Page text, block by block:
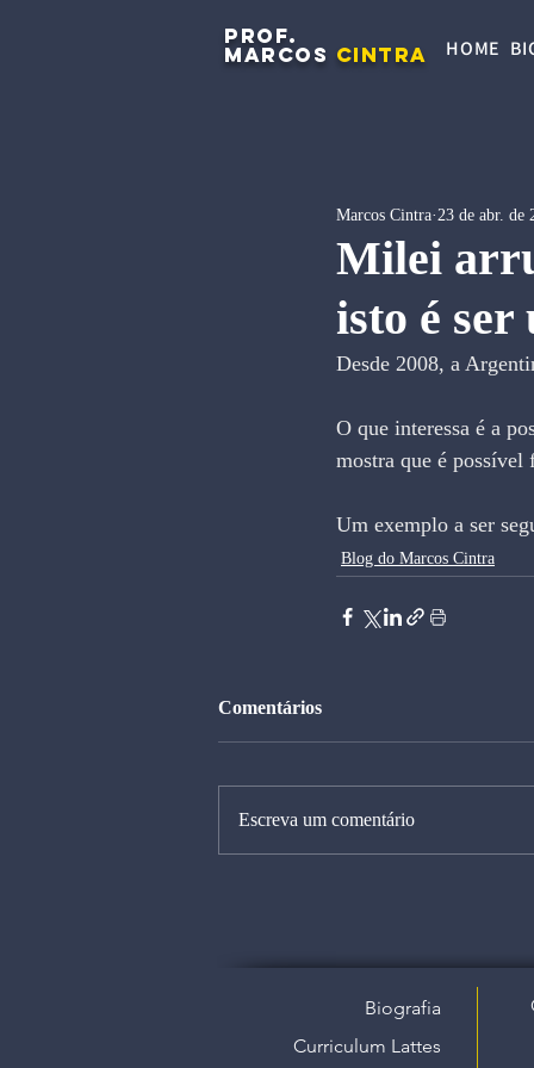
PROF.
MARCOS CINTRA HOME
Milei
isto é
Marcos Cintra 23 de abr. de
Desde 2008, a
O que interessa é a
mostra que é possível
Um exemplo a ser
Blog do Marcos Cintra
Comentários
Escreva um comentário
Biografia
Curriculum Lattes